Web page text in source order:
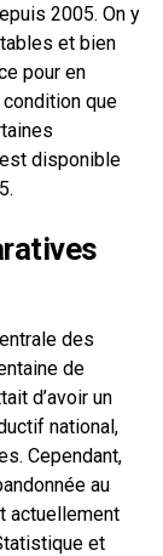
2005. On y
et bien
pour en
que
disponible
des
de
d’avoir un
national,
Cependant,
au
actuellement
et